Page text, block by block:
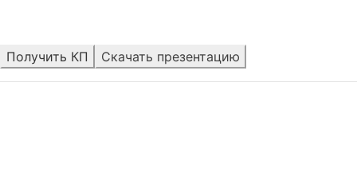
Получить КП Скачать презентацию